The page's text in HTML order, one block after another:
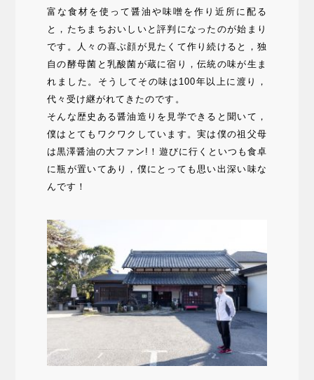
富な食材を使って醤油や味噌を作り近所に配る
と，たちまちおいしいと評判になったのが始まり
です。人々の喜ぶ顔が見たくて作り続けると，独
自の酵母菌と乳酸菌が蔵に宿り，伝統の味が生ま
れました。そうしてその味は100年以上に渡り，
代々受け継がれてきたのです。
そんな歴史ある醤油造りを見学できると聞いて，
僕はとてもワクワクしています。実は僕の祖父母
は黒澤醤油の大ファン!！遊びに行くといつも食卓
に瓶が置いてあり，僕にとっても思い出深い味な
んです！